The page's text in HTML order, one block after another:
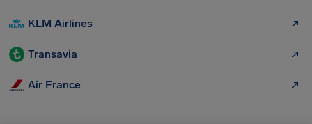
KLM Airlines
Transavia
Air France